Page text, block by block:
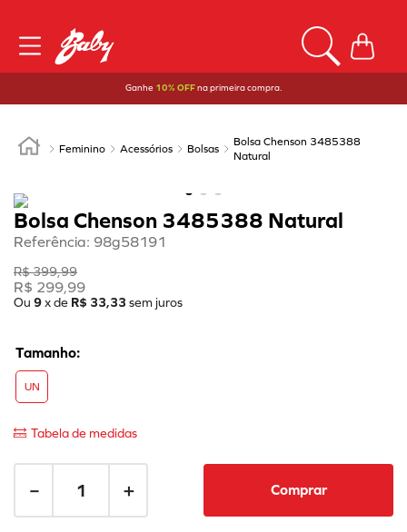
Ganhe 10% OFFna primeira compra.
Feminino Acessórios Bolsas
Bolsa Chenson 3485388
Natural
Bolsa Chenson 3485388 Natural
Referência: 98g58191
R$399,99
R$ 299,99
Ou 9x de R$ 33,33 sem juros
UN
Tabela de medidas
＋
－ Comprar